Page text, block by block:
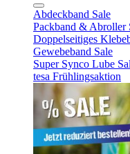
Abdeckband Sale
Packband & Abroller
Doppelseitiges
Gewebeband Sale
Super Synco Lube
tesa Frühlingsaktion